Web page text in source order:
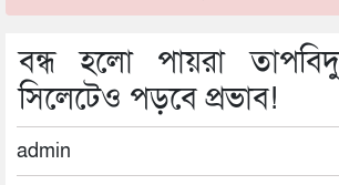
বন্ধ হলো পায়রা
সিলেটেও পড়বে প্রভাব!
admin